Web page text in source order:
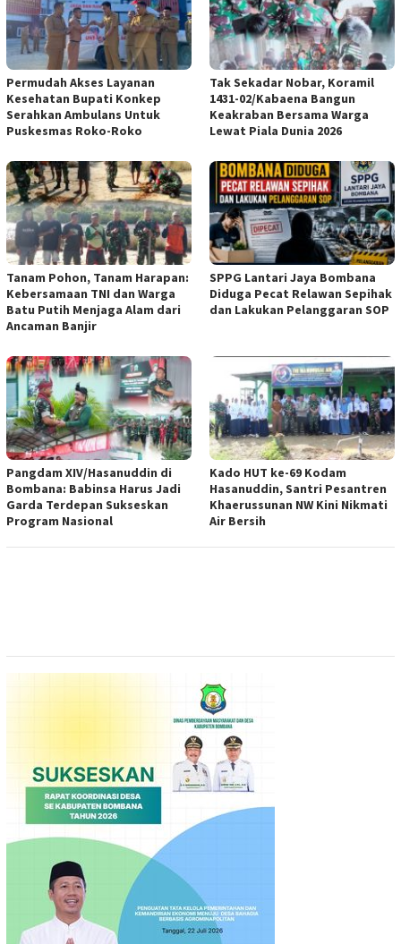
Permudah Akses Layanan
Kesehatan Bupati Konkep
Serahkan Ambulans Untuk
Puskesmas Roko-Roko
Tak Sekadar Nobar, Koramil
1431-02/Kabaena Bangun
Keakraban Bersama Warga
Lewat Piala Dunia 2026
Tanam Pohon, Tanam Harapan:
Kebersamaan TNI dan Warga
Batu Putih Menjaga Alam dari
Ancaman Banjir
SPPG Lantari Jaya Bombana
Diduga Pecat Relawan Sepihak
dan Lakukan Pelanggaran SOP
Pangdam XIV/Hasanuddin di
Bombana: Babinsa Harus Jadi
Garda Terdepan Sukseskan
Program Nasional
Kado HUT ke-69 Kodam
Hasanuddin, Santri Pesantren
Khaerussunan NW Kini Nikmati
Air Bersih